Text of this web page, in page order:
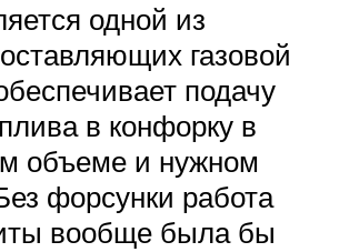
одной из
газовой
подачу
в конфорку в
объеме и нужном
форсунки работа
вообще была бы